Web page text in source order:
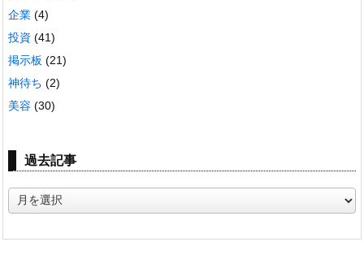
企業 (4)
投資 (41)
掲示板 (21)
神待ち (2)
美容 (30)
過去記事
去
事